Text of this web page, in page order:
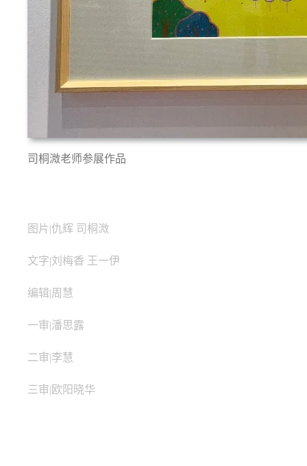
司桐溦老师参展作品
图片|仇辉 司桐溦
文字|刘梅香 王一伊
编辑|周慧
一审|潘思露
二审|李慧
三审|欧阳晓华